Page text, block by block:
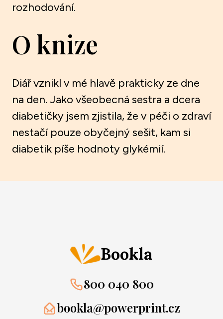
rozhodování.
O knize
Diář vznikl v mé hlavě prakticky ze dne
na den. Jako všeobecná sestra a dcera
diabetičky jsem zjistila, že v péči o zdraví
nestačí pouze obyčejný sešit, kam si
diabetik píše hodnoty glykémií.
Bookla
800 040 800
bookla@powerprint.cz